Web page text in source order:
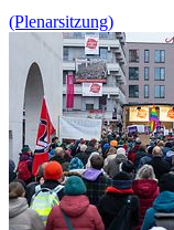
(Plenarsitzung)